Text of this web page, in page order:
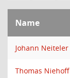
Name
Johann Neiteler
Thomas Niehoff